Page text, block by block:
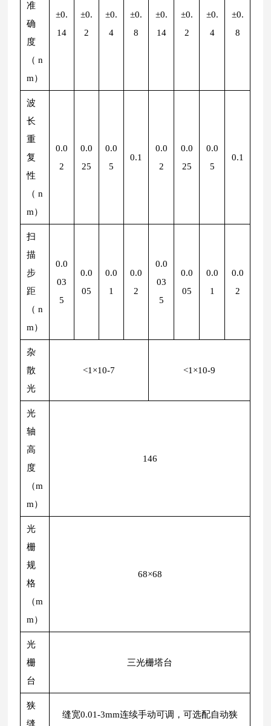
准
确
度
（n
m）
±0.
14
±0.
2
±0.
4
±0.
8
±0.
14
±0.
2
±0.
4
±0.
8
波
长
重
复
性
（n
m）
0.0
2
0.0
25
0.0
5
0.1
0.0
2
0.0
25
0.0
5
0.1
扫
描
步
距
（n
m）
0.0
03
5
0.0
05
0.0
1
0.0
2
0.0
03
5
0.0
05
0.0
1
0.0
2
杂
散
光
<1×10-7 <1×10-9
光
轴
高
度
（m
m）
146
光
栅
规
格
（m
m）
68×68
光
栅
台
三光栅塔台
狭
缝
缝宽0.01-3mm连续手动可调，可选配自动狭